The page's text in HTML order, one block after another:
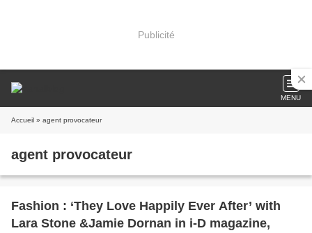
Publicité
MENU
Accueil » agent provocateur
agent provocateur
Fashion : ‘They Love Happily Ever After’ with
Lara Stone &Jamie Dornan in i-D magazine,